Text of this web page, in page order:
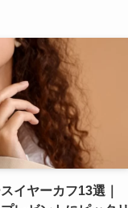
イヤーカフ13選｜